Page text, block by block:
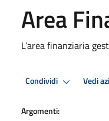
Area
L’area finanziaria
Condividi Vedi
Argomenti: